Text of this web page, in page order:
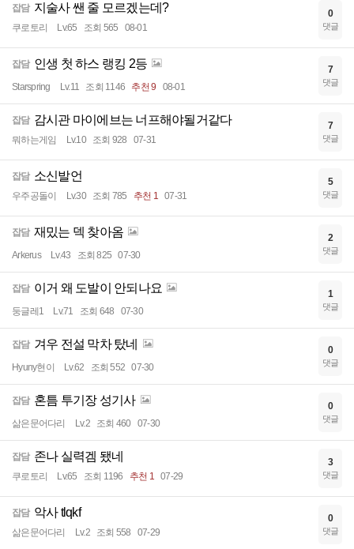
잡담 지술사 쌘 줄 모르겠는데?
쿠로토리 Lv.65 조회 565 08-01
0
댓글
잡담 인생 첫 하스 랭킹 2등
Starspring Lv.11 조회 1146 추천 9 08-01
7
댓글
잡담 감시관 마이에브는 너프해야될거같다
뭐하는게임 Lv.10 조회 928 07-31
7
댓글
잡담 소신발언
우주공돌이 Lv.30 조회 785 추천 1 07-31
5
댓글
잡담 재밌는 덱 찾아옴
Arkerus Lv.43 조회 825 07-30
2
댓글
잡담 이거 왜 도발이 안되나요
둥글레1 Lv.71 조회 648 07-30
1
댓글
잡담 겨우 전설 막차 탔네
Hyuny현이 Lv.62 조회 552 07-30
0
댓글
잡담 혼틈 투기장 성기사
삶은문어다리 Lv.2 조회 460 07-30
0
댓글
잡담 존나 실력겜 됐네
쿠로토리 Lv.65 조회 1196 추천 1 07-29
3
댓글
잡담 악사 tlqkf
삶은문어다리 Lv.2 조회 558 07-29
0
댓글